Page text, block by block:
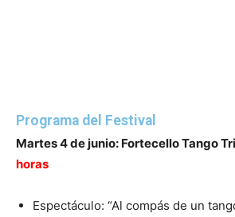
Programa del Festival
Martes 4 de junio: Fortecello Tango
horas
Espectáculo: “Al compás de un